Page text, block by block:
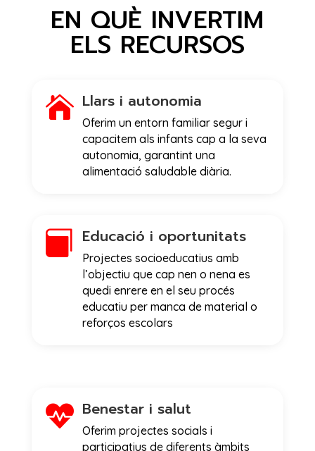
EN QUÈ INVERTIM
ELS RECURSOS
 Llars i autonomia
Oferim un entorn familiar segur i
capacitem als infants cap a la seva
autonomia, garantint una
alimentació saludable diària.
 Educació i oportunitats
Projectes socioeducatius amb
l’objectiu que cap nen o nena es
quedi enrere en el seu procés
educatiu per manca de material o
reforços escolars
 Benestar i salut
Oferim projectes socials i
participatius de diferents àmbits